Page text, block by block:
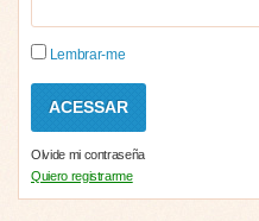
Lembrar-me
Olvide mi contraseña
Quiero registrarme